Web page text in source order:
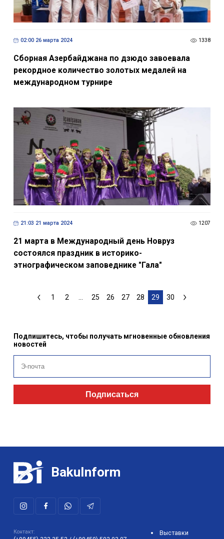
02:00 26 марта 2024 1338
Сборная Азербайджана по дзюдо завоевала
рекордное количество золотых медалей на
международном турнире
21:03 21 марта 2024 1207
21 марта в Международный день Новруз
состоялся праздник в историко-
этнографическом заповеднике "Гала"
1 2 ... 25 26 27 28 29 30
Подпишитесь, чтобы получать мгновенные обновления
новостей
Подписаться
BakuInform
Контакт: Выставки